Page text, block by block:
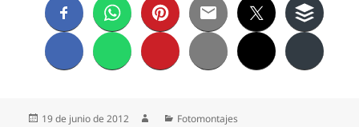
Publicado
19 de junio de 2012 Autor Categorías
Fotomontajes